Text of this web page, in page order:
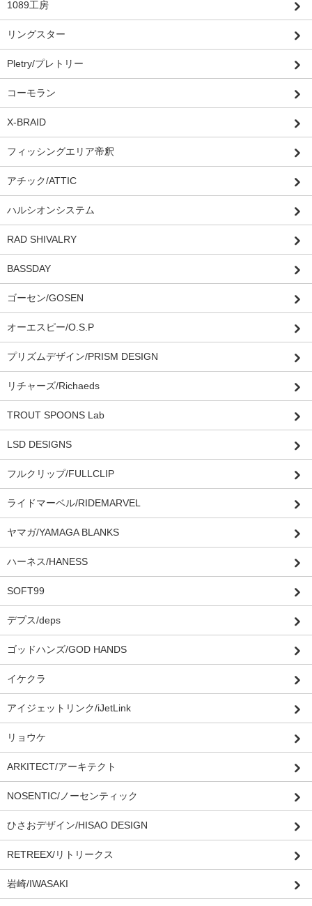
1089工房
リングスター
Pletry/プレトリー
コーモラン
X-BRAID
フィッシングエリア帝釈
アチック/ATTIC
ハルシオンシステム
RAD SHIVALRY
BASSDAY
ゴーセン/GOSEN
オーエスピー/O.S.P
プリズムデザイン/PRISM DESIGN
リチャーズ/Richaeds
TROUT SPOONS Lab
LSD DESIGNS
フルクリップ/FULLCLIP
ライドマーベル/RIDEMARVEL
ヤマガ/YAMAGA BLANKS
ハーネス/HANESS
SOFT99
デプス/deps
ゴッドハンズ/GOD HANDS
イケクラ
アイジェットリンク/iJetLink
リョウケ
ARKITECT/アーキテクト
NOSENTIC/ノーセンティック
ひさおデザイン/HISAO DESIGN
RETREEX/リトリークス
岩崎/IWASAKI